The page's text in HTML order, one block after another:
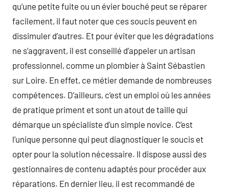
qu’une petite fuite ou un évier bouché peut se réparer
facilement, il faut noter que ces soucis peuvent en
dissimuler d’autres. Et pour éviter que les dégradations
ne s’aggravent, il est conseillé d’appeler un artisan
professionnel, comme un plombier à Saint Sébastien
sur Loire. En effet, ce métier demande de nombreuses
compétences. D’ailleurs, c’est un emploi où les années
de pratique priment et sont un atout de taille qui
démarque un spécialiste d’un simple novice. C’est
l’unique personne qui peut diagnostiquer le soucis et
opter pour la solution nécessaire. Il dispose aussi des
gestionnaires de contenu adaptés pour procéder aux
réparations. En dernier lieu, il est recommandé de